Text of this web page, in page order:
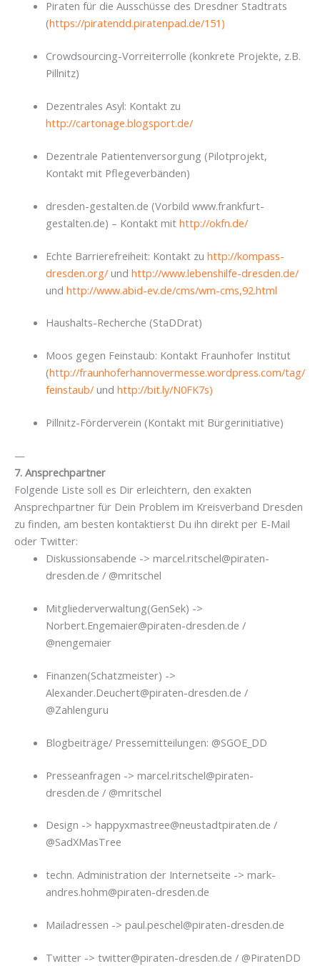
Piraten für die Ausschüsse des Dresdner Stadtrats
(https://piratendd.piratenpad.de/151)
Crowdsourcing-Vorreiterrolle (konkrete Projekte, z.B.
Pillnitz)
Dezentrales Asyl: Kontakt zu
http://cartonage.blogsport.de/
Dezentrale Patientenversorgung (Pilotprojekt,
Kontakt mit Pflegeverbänden)
dresden-gestalten.de (Vorbild www.frankfurt-
gestalten.de) – Kontakt mit http://okfn.de/
Echte Barrierefreiheit: Kontakt zu http://kompass-
dresden.org/und http://www.lebenshilfe-dresden.de/
und http://www.abid-ev.de/cms/wm-cms,92.html
Haushalts-Recherche (StaDDrat)
Moos gegen Feinstaub: Kontakt Fraunhofer Institut
(http://fraunhoferhannovermesse.wordpress.com/tag/
feinstaub/und http://bit.ly/N0FK7s)
Pillnitz-Förderverein (Kontakt mit Bürgerinitiative)
—
7. Ansprechpartner
Folgende Liste soll es Dir erleichtern, den exakten
Ansprechpartner für Dein Problem im Kreisverband Dresden
zu finden, am besten kontaktierst Du ihn direkt per E-Mail
oder Twitter:
Diskussionsabende -> marcel.ritschel@piraten-
dresden.de / @mritschel
Mitgliederverwaltung(GenSek) ->
Norbert.Engemaier@piraten-dresden.de /
@nengemaier
Finanzen(Schatzmeister) ->
Alexander.Deuchert@piraten-dresden.de /
@Zahlenguru
Blogbeiträge/ Pressemitteilungen: @SGOE_DD
Presseanfragen -> marcel.ritschel@piraten-
dresden.de / @mritschel
Design -> happyxmastree@neustadtpiraten.de /
@SadXMasTree
techn. Administration der Internetseite -> mark-
andres.hohm@piraten-dresden.de
Mailadressen -> paul.peschel@piraten-dresden.de
Twitter -> twitter@piraten-dresden.de / @PiratenDD